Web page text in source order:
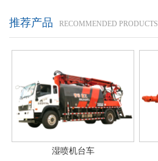
推荐产品 RECOMMENDED PRODUCTS
湿喷机台车